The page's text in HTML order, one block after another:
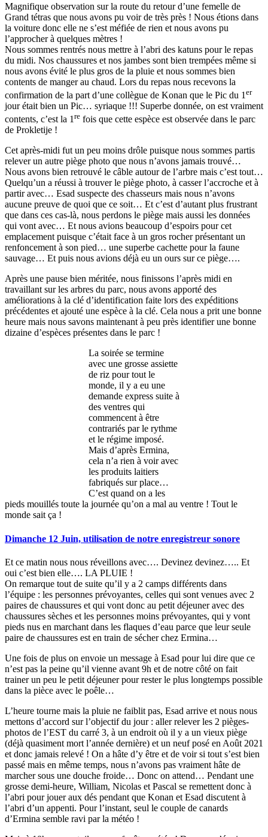
Magnifique observation sur la route du retour d’une femelle de
Grand tétras que nous avons pu voir de très près ! Nous étions dans
la voiture donc elle ne s’est méfiée de rien et nous avons pu
l’approcher à quelques mètres !
Nous sommes rentrés nous mettre à l’abri des katuns pour le repas
du midi. Nos chaussures et nos jambes sont bien trempées même si
nous avons évité le plus gros de la pluie et nous sommes bien
contents de manger au chaud. Lors du repas nous recevons la
confirmation de la part d’une collègue de Konan que le Pic du 1 er
jour était bien un Pic… syriaque !!! Superbe donnée, on est vraiment
contents, c’est la 1 re fois que cette espèce est observée dans le parc
de Prokletije !
Cet après-midi fut un peu moins drôle puisque nous sommes partis
relever un autre piège photo que nous n’avons jamais trouvé…
Nous avons bien retrouvé le câble autour de l’arbre mais c’est tout…
Quelqu’un a réussi à trouver le piège photo, à casser l’accroche et à
partir avec… Esad suspecte des chasseurs mais nous n’avons
aucune preuve de quoi que ce soit… Et c’est d’autant plus frustrant
que dans ces cas-là, nous perdons le piège mais aussi les données
qui vont avec… Et nous avions beaucoup d’espoirs pour cet
emplacement puisque c’était face à un gros rocher présentant un
renfoncement à son pied… une superbe cachette pour la faune
sauvage… Et puis nous avions déjà eu un ours sur ce piège….
Après une pause bien méritée, nous finissons l’après midi en
travaillant sur les arbres du parc, nous avons apporté des
améliorations à la clé d’identification faite lors des expéditions
précédentes et ajouté une espèce à la clé. Cela nous a prit une bonne
heure mais nous savons maintenant à peu près identifier une bonne
dizaine d’espèces présentes dans le parc !
La soirée se termine
avec une grosse assiette
de riz pour tout le
monde, il y a eu une
demande express suite à
des ventres qui
commencent à être
contrariés par le rythme
et le régime imposé.
Mais d’après Ermina,
cela n’a rien à voir avec
les produits laitiers
fabriqués sur place…
C’est quand on a les
pieds mouillés toute la journée qu’on a mal au ventre ! Tout le
monde sait ça !
Dimanche 12 Juin, utilisation de notre enregistreur sonore
Et ce matin nous nous réveillons avec…. Devinez devinez….. Et
oui c’est bien elle…. LA PLUIE !
On remarque tout de suite qu’il y a 2 camps différents dans
l’équipe : les personnes prévoyantes, celles qui sont venues avec 2
paires de chaussures et qui vont donc au petit déjeuner avec des
chaussures sèches et les personnes moins prévoyantes, qui y vont
pieds nus en marchant dans les flaques d’eau parce que leur seule
paire de chaussures est en train de sécher chez Ermina…
Une fois de plus on envoie un message à Esad pour lui dire que ce
n’est pas la peine qu’il vienne avant 9h et de notre côté on fait
trainer un peu le petit déjeuner pour rester le plus longtemps possible
dans la pièce avec le poêle…
L’heure tourne mais la pluie ne faiblit pas, Esad arrive et nous nous
mettons d’accord sur l’objectif du jour : aller relever les 2 pièges-
photos de l’EST du carré 3, à un endroit où il y a un vieux piège
(déjà quasiment mort l’année dernière) et un neuf posé en Août 2021
et donc jamais relevé ! On a hâte d’y être et de voir si tout s’est bien
passé mais en même temps, nous n’avons pas vraiment hâte de
marcher sous une douche froide… Donc on attend… Pendant une
grosse demi-heure, William, Nicolas et Pascal se remettent donc à
l’abri pour jouer aux dés pendant que Konan et Esad discutent à
l’abri d’un appenti. Pour l’instant, seul le couple de canards
d’Ermina semble ravi par la météo !